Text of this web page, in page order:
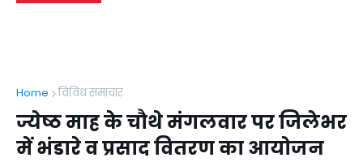
Home विविध समाचार
ज्येष्ठ माह के चौथे मंगलवार पर जिलेभर
में भंडारे व प्रसाद वितरण का आयोजन